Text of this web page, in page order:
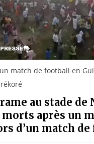
match de football en
au stade de
morts après un
d’un match